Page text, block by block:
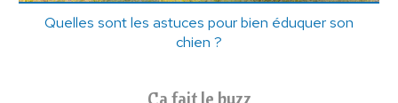
Quelles sont les astuces pour bien éduquer son
chien ?
Ça fait le buzz